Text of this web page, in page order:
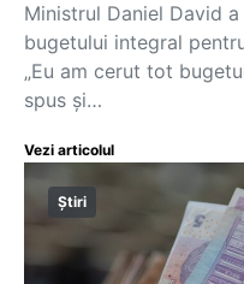
Ministrul Daniel David
bugetului integral
„Eu am cerut tot
spus și…
Vezi articolul
Știri